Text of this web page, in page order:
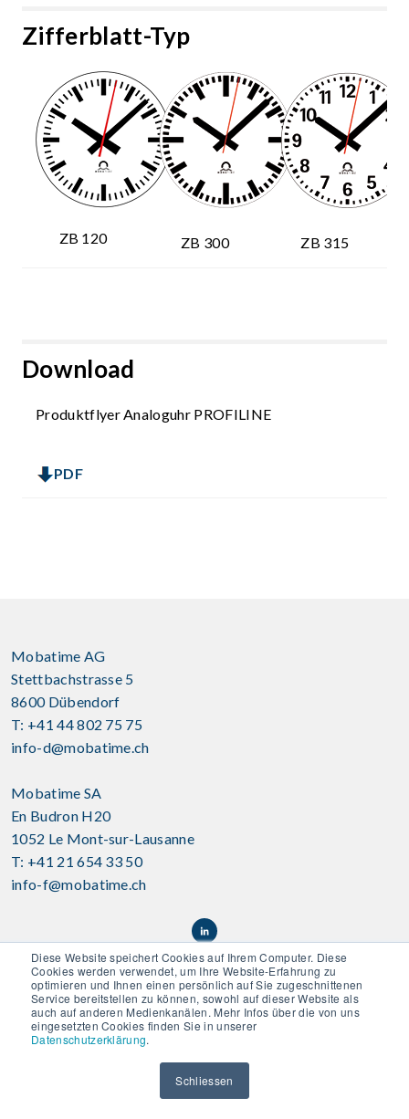
Diese Website speichert Cookies auf Ihrem Computer. Diese
Cookies werden verwendet, um Ihre Website-Erfahrung zu
optimieren und Ihnen einen persönlich auf Sie zugeschnittenen
Service bereitstellen zu können, sowohl auf dieser Website als
auch auf anderen Medienkanälen. Mehr Infos über die von uns
eingesetzten Cookies finden Sie in unserer
Datenschutzerklärung.
Schliessen
Zifferblatt-Typ
ZB 120 ZB 300 ZB 315
Download
Produktflyer Analoguhr PROFILINE
PDF
Mobatime AG
Stettbachstrasse 5
8600 Dübendorf
T: +41 44 802 75 75
info-d@mobatime.ch
Mobatime SA
En Budron H20
1052 Le Mont-sur-Lausanne
T: +41 21 654 33 50
info-f@mobatime.ch
Disclaimer | AGB